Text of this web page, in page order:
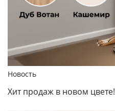
Новость
Хит продаж в новом цвете!